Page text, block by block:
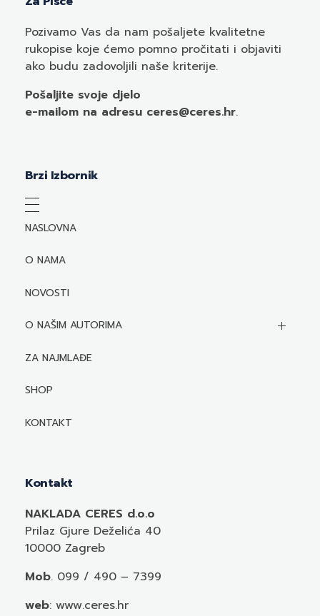
Pozivamo Vas da nam pošaljete kvalitetne
rukopise koje ćemo pomno pročitati i objaviti
ako budu zadovoljili naše kriterije.
Pošaljite svoje djelo
e-mailom na adresu ceres@ceres.hr.
Brzi Izbornik
NASLOVNA
O NAMA
NOVOSTI
O NAŠIM AUTORIMA
Biografije autora
Mediji o autorima i njihovim naslovima
ZA NAJMLAĐE
SHOP
KONTAKT
Kontakt
NAKLADA CERES d.o.o
Prilaz Gjure Deželića 40
10000 Zagreb
Mob. 099 / 490 – 7399
web: www.ceres.hr